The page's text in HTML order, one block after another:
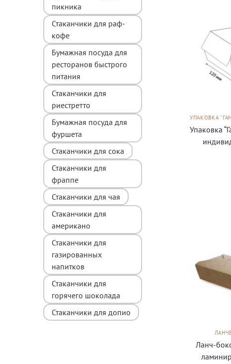
УПАКОВКА
Упаковка
Ланч-
пикника
Стаканчики для раф-
кофе
Бумажная посуда для
ресторанов быстрого
питания
Стаканчики для
риестретто
Бумажная посуда для
фуршета
Стаканчики для сока
Стаканчики для
фраппе
Стаканчики для чая
Стаканчики для
американо
Стаканчики для
газированных
напитков
Стаканчики для
горячего шоколада
Стаканчики для допио